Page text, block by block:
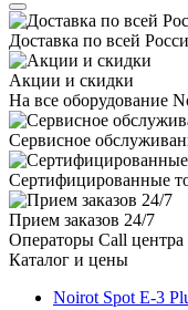
Доставка по всей
Акции и скидки
На все оборудование
Сервисное
Сертифицированные
Прием заказов 24/7
Операторы Call центра
Каталог и цены
Noirot Spot E-3